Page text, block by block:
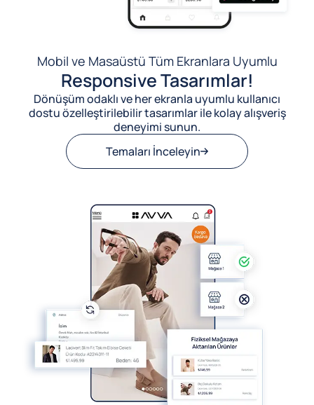
Mobil ve Masaüstü Tüm Ekranlara Uyumlu
Responsive Tasarımlar!
Dönüşüm odaklı ve her ekranla uyumlu kullanıcı
dostu özelleştirilebilir tasarımlar ile kolay alışveriş
deneyimi sunun.
Temaları İnceleyin